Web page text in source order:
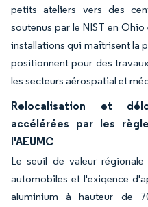
petits ateliers vers des
soutenus par le NIST en
installations qui maîtrisent la
positionnent pour des
les secteurs aérospatial et
Relocalisation et
accélérées par les
l'AEUMC
Le seuil de valeur
automobiles et l'exigence
aluminium à hauteur de